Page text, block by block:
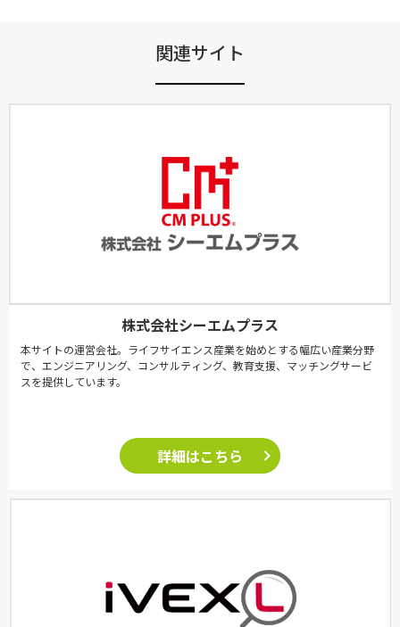
関連サイト
株式会社シーエムプラス
本サイトの運営会社。ライフサイエンス産業を始めとする幅広い産業分野
で、エンジニアリング、コンサルティング、教育支援、マッチングサービ
スを提供しています。
詳細はこちら